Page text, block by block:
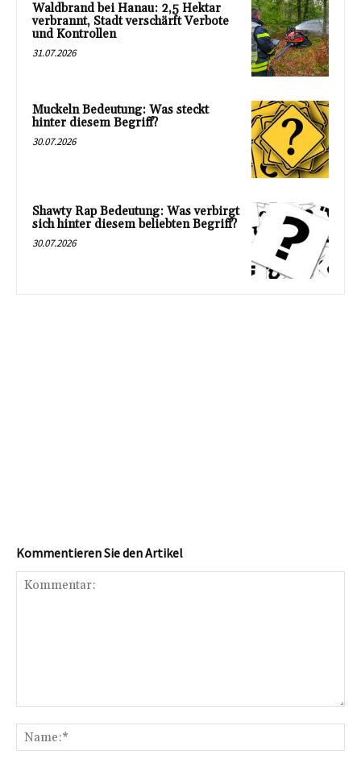
Waldbrand bei Hanau: 2,5 Hektar
verbrannt, Stadt verschärft Verbote
und Kontrollen
31.07.2026
Muckeln Bedeutung: Was steckt
hinter diesem Begriff?
30.07.2026
Shawty Rap Bedeutung: Was verbirgt
sich hinter diesem beliebten Begriff?
30.07.2026
Kommentieren Sie den Artikel